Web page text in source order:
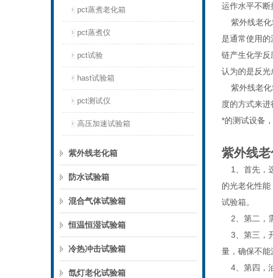
pct蒸煮老化箱
pct蒸煮仪
pct试验
hast试验箱
pct测试仪
高压加速试验箱
紫外线老化箱
防水试验箱
混合气体试验箱
恒温恒湿试验箱
冷热冲击试验箱
氙灯老化试验箱
运作水平不断
紫外线老化
是通常使用
链产生化学
认为的是反光
紫外线老化
度的方式来
*的测试设备
紫外线老
1、首先，
的光老化性
试验箱。
2、第二，
3、第三，
量，确保不能
4、第四，